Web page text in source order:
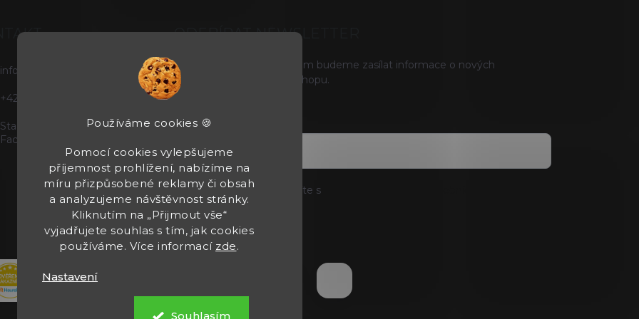
Používáme cookies 🍪
Pomocí cookies vylepšujeme
příjemnost prohlížení, nabízíme na
míru přizpůsobené reklamy či obsah
a analyzujeme návštěvnost stránky.
Kliknutím na „Přijmout vše“
vyjadřujete souhlas s tím, jak cookies
používáme. Více informací zde.
Nastavení
Souhlasím
info
+420725729739
Staňte se našimi fanoušky na
Facebooku
ODEBÍRAT NEWSLETTER
Vložte svůj e-mail a my vám budeme zasílat informace o nových
produktech na našem e-shopu.
E-MAIL
Vložením e-mailu souhlasíte s
Přihlásit se